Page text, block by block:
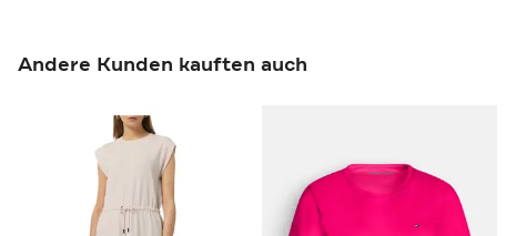
Andere Kunden kauften auch